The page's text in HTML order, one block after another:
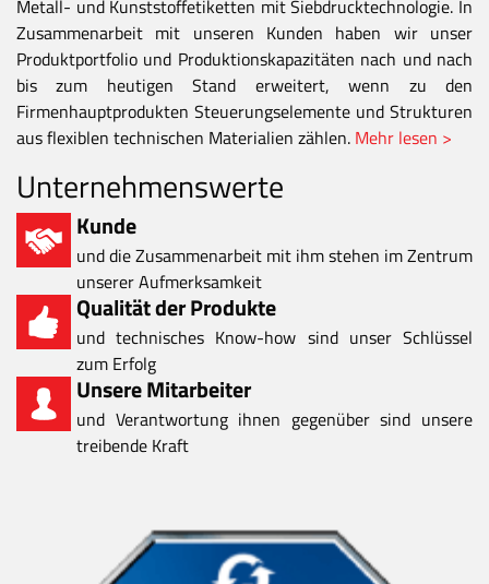
Metall- und Kunststoffetiketten mit Siebdrucktechnologie. In
Zusammenarbeit mit unseren Kunden haben wir unser
Produktportfolio und Produktionskapazitäten nach und nach
bis zum heutigen Stand erweitert, wenn zu den
Firmenhauptprodukten Steuerungselemente und Strukturen
aus flexiblen technischen Materialien zählen. Mehr lesen >
Unternehmenswerte
Kunde
und die Zusammenarbeit mit ihm stehen im Zentrum
unserer Aufmerksamkeit
Qualität der Produkte
und technisches Know-how sind unser Schlüssel
zum Erfolg
Unsere Mitarbeiter
und Verantwortung ihnen gegenüber sind unsere
treibende Kraft